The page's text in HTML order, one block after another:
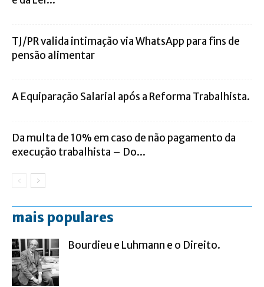
TJ/PR valida intimação via WhatsApp para fins de
pensão alimentar
A Equiparação Salarial após a Reforma Trabalhista.
Da multa de 10% em caso de não pagamento da
execução trabalhista – Do...
mais populares
Bourdieu e Luhmann e o Direito.